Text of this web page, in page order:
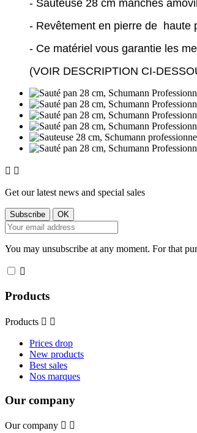
- Sauteuse 28 cm manches
- Revêtement en pierre de haute
- Ce matériel vous garantie les
(VOIR DESCRIPTION CI-
 
Get our latest news and special sales
You may unsubscribe at any moment. For that

Products
Products  
Prices drop
New products
Best sales
Nos marques
Our company
Our company  